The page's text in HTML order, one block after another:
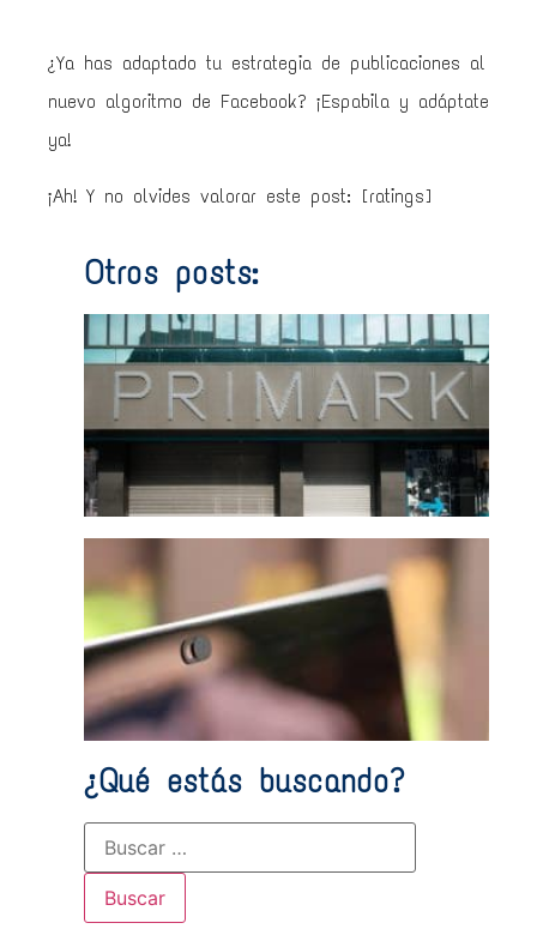
¿Ya has adaptado tu estrategia de publicaciones al
nuevo algoritmo de Facebook? ¡Espabila y adáptate
ya!
¡Ah! Y no olvides valorar este post: [ratings]
Otros posts:
¿Qué estás buscando?